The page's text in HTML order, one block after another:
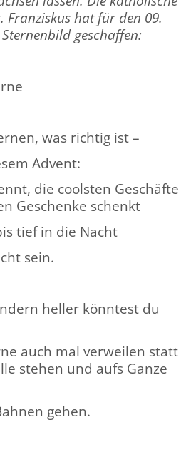
Franziskus hat für den 09.
geschaffen:
was richtig ist –
Advent:
die coolsten Geschäfte
Geschenke schenkt
tief in die Nacht
sein.
heller könntest du
auch mal verweilen statt
stehen und aufs Ganze
gehen.